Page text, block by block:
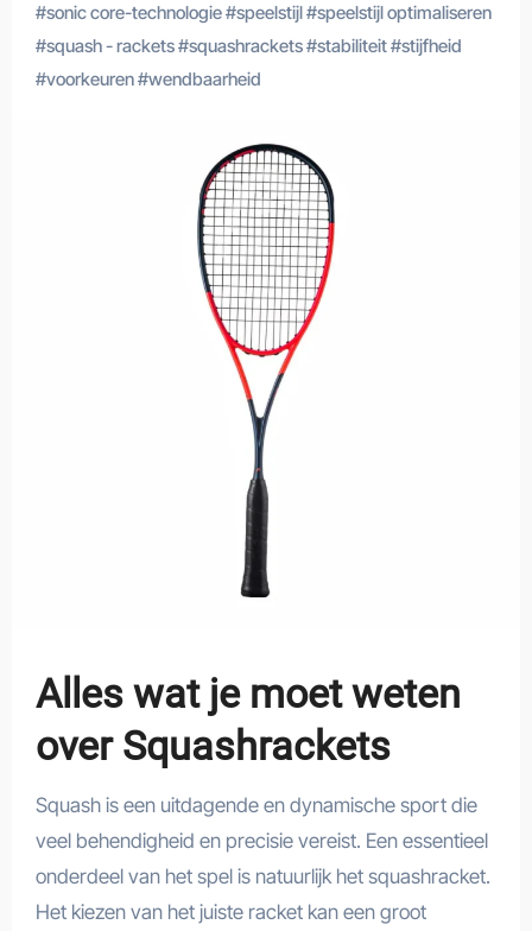
#sonic core-technologie#speelstijl#speelstijl optimaliseren
#squash - rackets#squashrackets#stabiliteit#stijfheid
#voorkeuren#wendbaarheid
Alles wat je moet weten
over Squashrackets
Squash is een uitdagende en dynamische sport die
veel behendigheid en precisie vereist. Een essentieel
onderdeel van het spel is natuurlijk het squashracket.
Het kiezen van het juiste racket kan een groot